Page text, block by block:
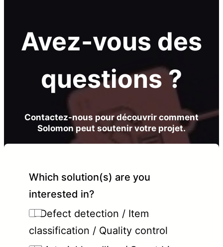
Avez-vous des
questions ?
Contactez-nous pour découvrir comment
Solomon peut soutenir votre projet.
Which solution(s) are you
interested in?
Defect detection / Item
classification / Quality control